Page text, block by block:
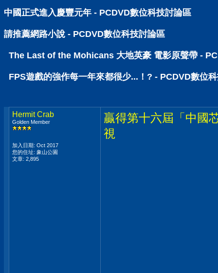
中國正式進入慶豐元年 - PCDVD數位科技討論區
請推薦網路小說 - PCDVD數位科技討論區
The Last of the Mohicans 大地英豪 電影原聲帶 -
FPS遊戲的強作每一年來都很少...！? - PCDVD數位
Hermit Crab
Golden Member
加入日期: Oct 2017
您的住址: 象山公園
文章: 2,895
贏得第十六屆「中國
視